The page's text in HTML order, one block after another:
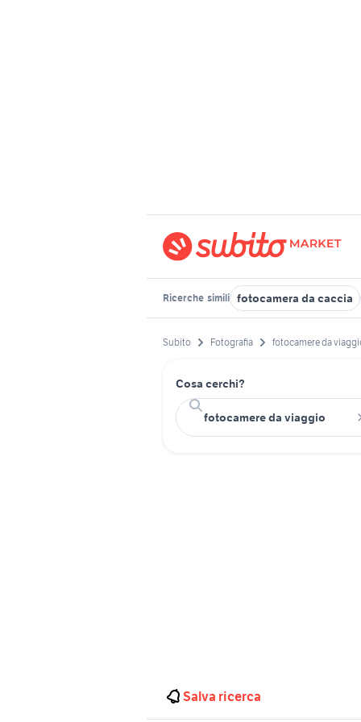
Ricerche simili fotocamera da caccia
Subito Fotografia fotocamere da
Cosa cerchi?
Salva ricerca